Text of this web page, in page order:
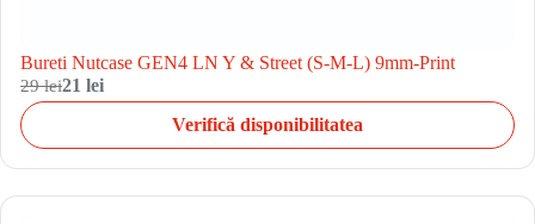
Bureti Nutcase GEN4 LN Y & Street (S-M-L) 9mm-Print
29 lei21 lei
Verifică disponibilitatea